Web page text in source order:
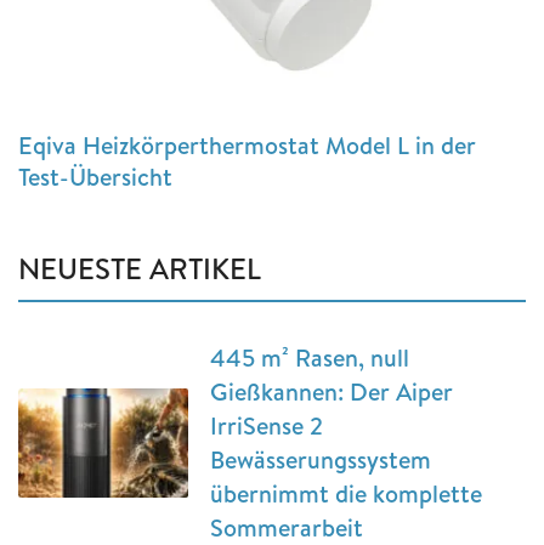
Eqiva Heizkörperthermostat Model L in der
Test-Übersicht
NEUESTE ARTIKEL
445 m² Rasen, null
Gießkannen: Der Aiper
IrriSense 2
Bewässerungssystem
übernimmt die komplette
Sommerarbeit